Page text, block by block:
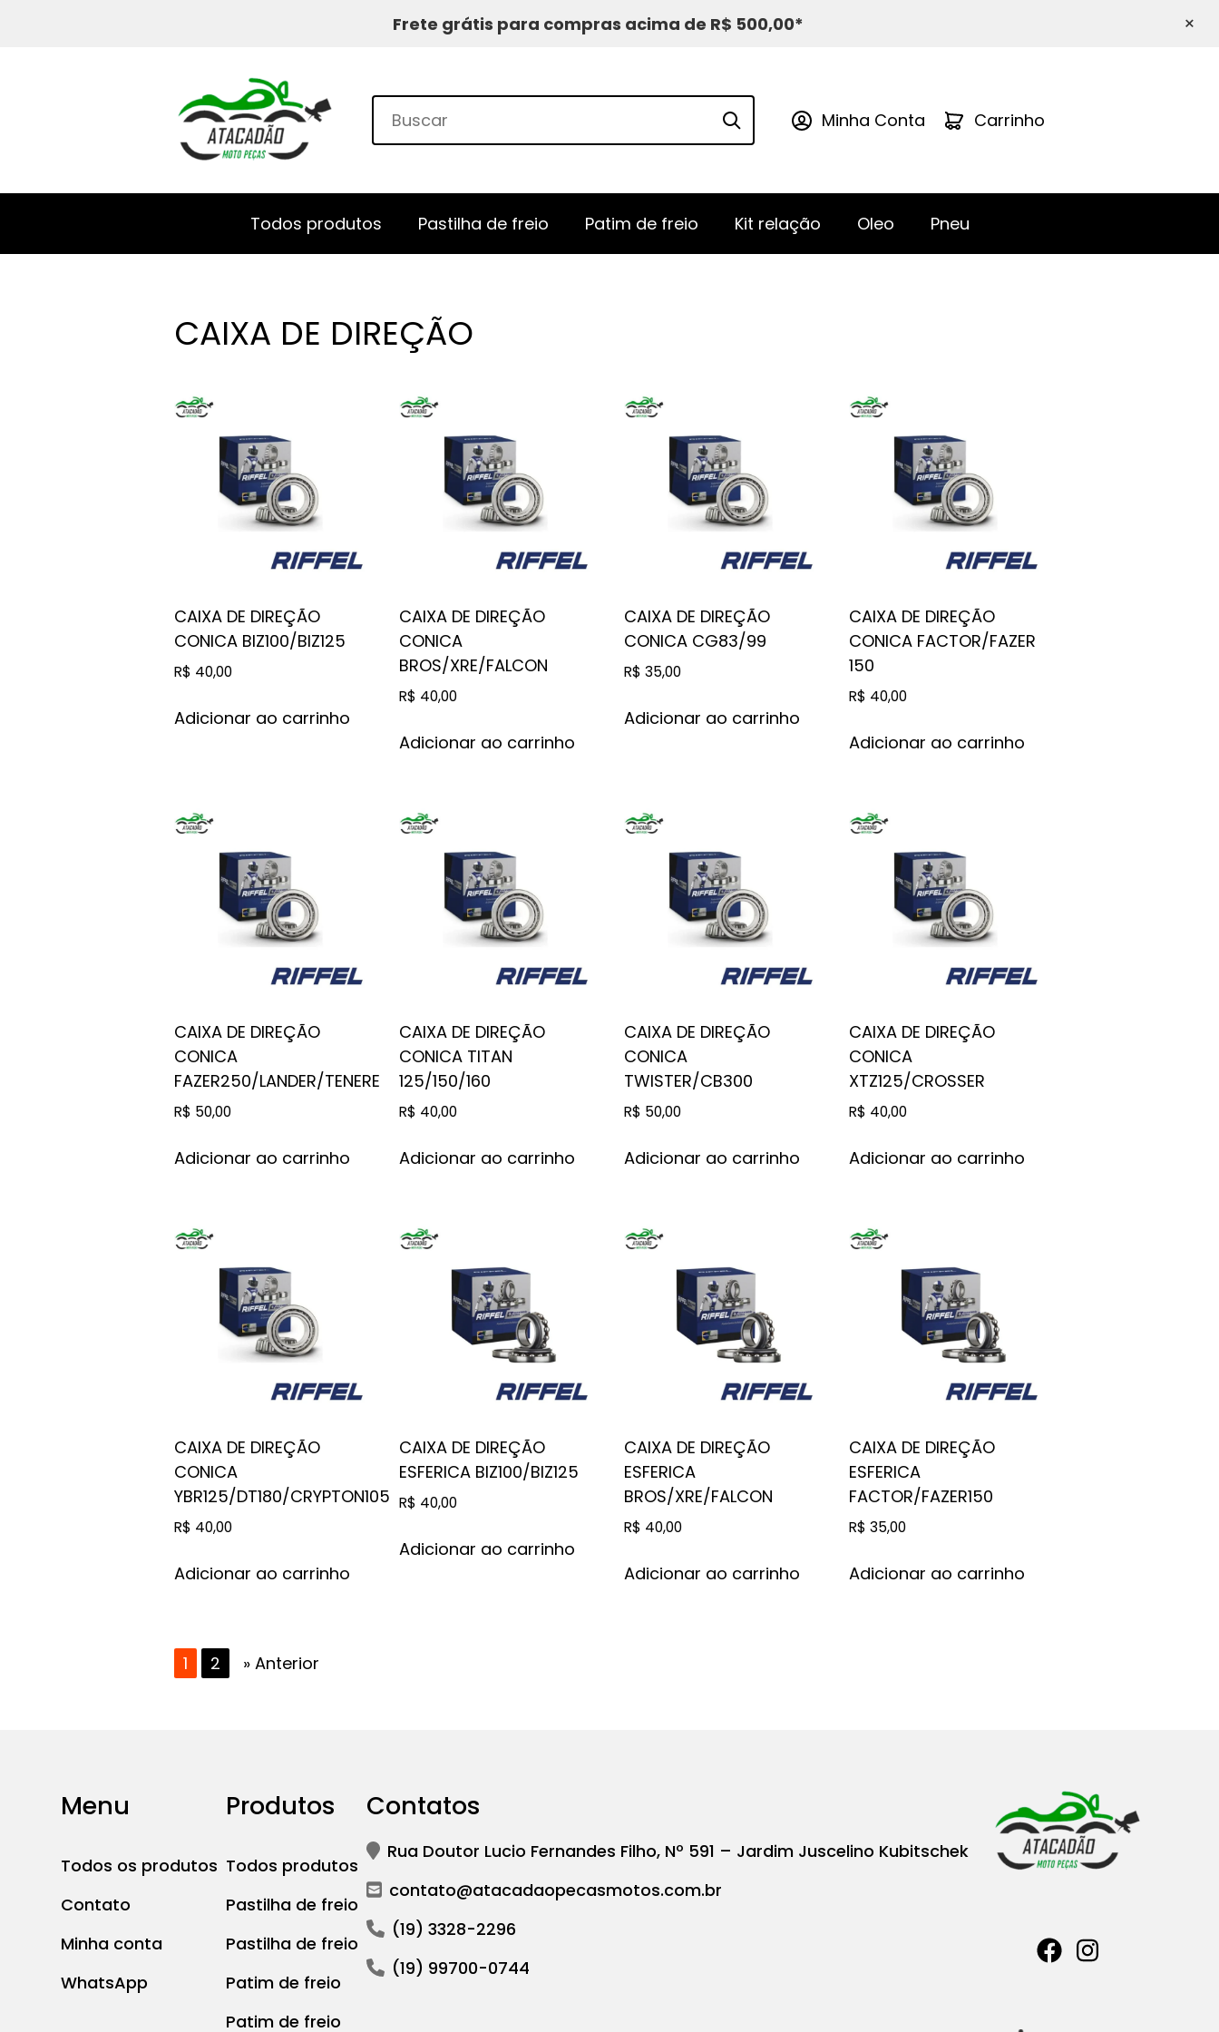
Frete grátis para compras acima de R$ 500,00* ×
Minha Conta Carrinho
Todos produtos Pastilha de freio Patim de freio Kit relação Oleo Pneu
CAIXA DE DIREÇÃO
CAIXA DE DIREÇÃO
CONICA BIZ100/BIZ125
R$ 40,00
Adicionar ao carrinho
CAIXA DE DIREÇÃO
CONICA
BROS/XRE/FALCON
R$ 40,00
Adicionar ao carrinho
CAIXA DE DIREÇÃO
CONICA CG83/99
R$ 35,00
Adicionar ao carrinho
CAIXA DE DIREÇÃO
CONICA FACTOR/FAZER
150
R$ 40,00
Adicionar ao carrinho
CAIXA DE DIREÇÃO
CONICA
FAZER250/LANDER/TENERE
R$ 50,00
Adicionar ao carrinho
CAIXA DE DIREÇÃO
CONICA TITAN
125/150/160
R$ 40,00
Adicionar ao carrinho
CAIXA DE DIREÇÃO
CONICA
TWISTER/CB300
R$ 50,00
Adicionar ao carrinho
CAIXA DE DIREÇÃO
CONICA
XTZ125/CROSSER
R$ 40,00
Adicionar ao carrinho
CAIXA DE DIREÇÃO
CONICA
YBR125/DT180/CRYPTON105
R$ 40,00
Adicionar ao carrinho
CAIXA DE DIREÇÃO
ESFERICA BIZ100/BIZ125
R$ 40,00
Adicionar ao carrinho
CAIXA DE DIREÇÃO
ESFERICA
BROS/XRE/FALCON
R$ 40,00
Adicionar ao carrinho
CAIXA DE DIREÇÃO
ESFERICA
FACTOR/FAZER150
R$ 35,00
Adicionar ao carrinho
1 2 » Anterior
Menu
Todos os produtos
Contato
Minha conta
WhatsApp
Produtos
Todos produtos
Pastilha de freio
Pastilha de freio
Patim de freio
Patim de freio
Contatos
Rua Doutor Lucio Fernandes Filho, Nº 591 – Jardim Juscelino Kubitschek
contato@atacadaopecasmotos.com.br
(19) 3328-2296
(19) 99700-0744